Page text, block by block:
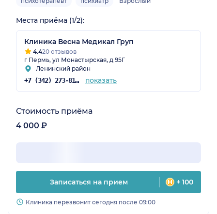
Места приёма (1/2):
Клиника Весна Медикал Груп
4.420 отзывов
г Пермь, ул Монастырская, д 95Г
Ленинский район
+7 (342) 273-81-48 показать
Стоимость приёма
4 000 ₽
Записаться на прием + 100
Клиника перезвонит сегодня после 09:00